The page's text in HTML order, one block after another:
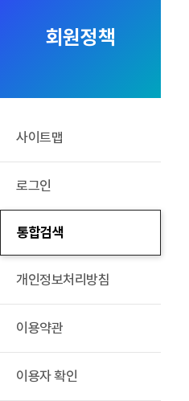
회원정책
사이트맵
로그인
통합검색
개인정보처리방침
이용약관
이용자 확인